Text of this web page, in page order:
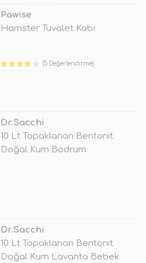
Pawise
Hamster Tuvalet Kabı
(5 Değerlendirme)
Dr.Sacchi
10 Lt Topaklanan Bentonit
Doğal Kum Bodrum
Dr.Sacchi
10 Lt Topaklanan Bentonit
Doğal Kum Lavanta Bebek